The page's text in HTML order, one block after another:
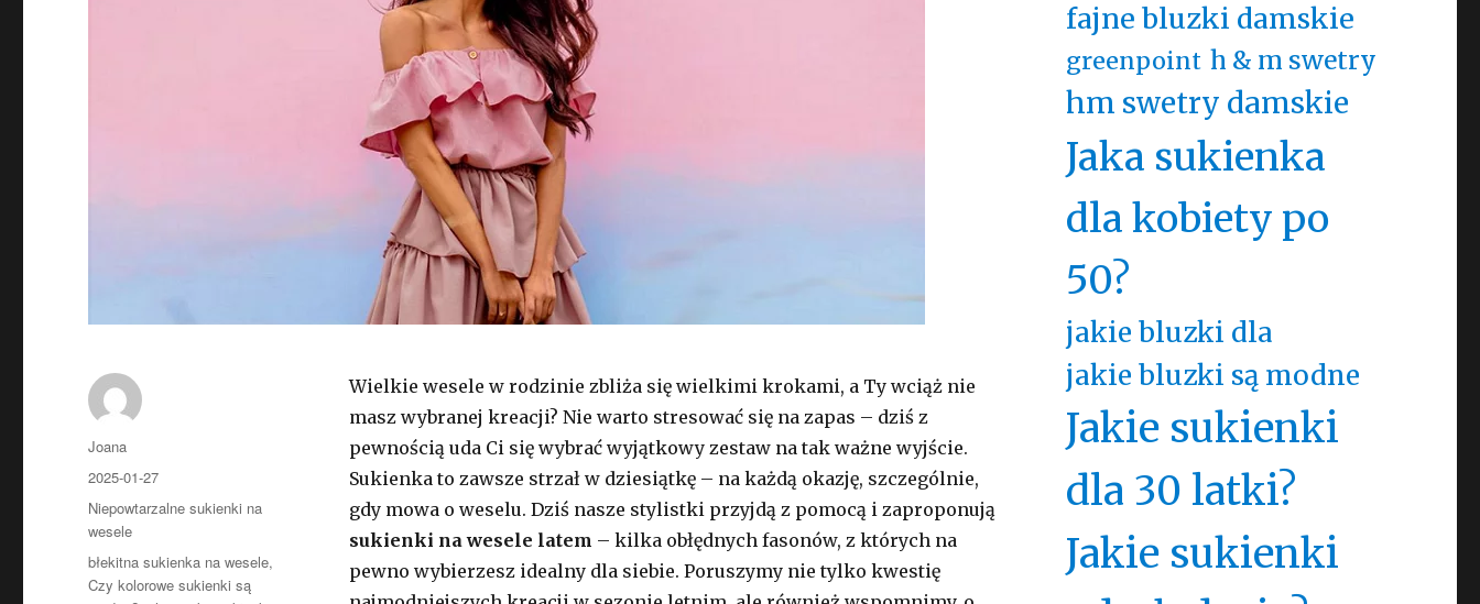
Wielkie wesele w rodzinie zbliża się wielkimi krokami, a Ty wciąż nie
masz wybranej kreacji? Nie warto stresować się na zapas – dziś z
pewnością uda Ci się wybrać wyjątkowy zestaw na tak ważne wyjście.
Sukienka to zawsze strzał w dziesiątkę – na każdą okazję, szczególnie,
gdy mowa o weselu. Dziś nasze stylistki przyjdą z pomocą i zaproponują
sukienki na wesele latem – kilka obłędnych fasonów, z których na
pewno wybierzesz idealny dla siebie. Poruszymy nie tylko kwestię
Autor
Joana
Opublikowano
2025-01-27
Kategorie
Niepowtarzalne sukienki na
wesele
Tagi
błekitna sukienka na wesele,
Czy kolorowe sukienki są
fajne bluzki damskie
greenpoint h & m swetry
hm swetry damskie
Jaka sukienka
dla kobiety po
50?
jakie bluzki dla
jakie bluzki są modne
Jakie sukienki
dla 30 latki?
Jakie sukienki